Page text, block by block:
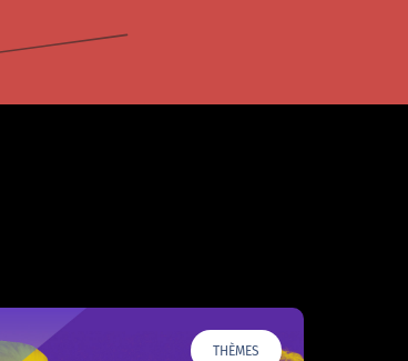
THÈMES